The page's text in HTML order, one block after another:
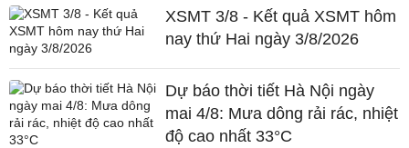
XSMT 3/8 - Kết quả XSMT hôm
nay thứ Hai ngày 3/8/2026
Dự báo thời tiết Hà Nội ngày
mai 4/8: Mưa dông rải rác, nhiệt
độ cao nhất 33°C